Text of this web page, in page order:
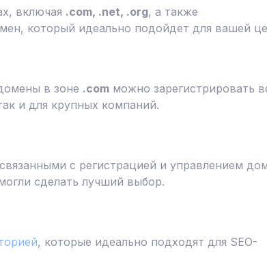
включая .com, .net, .org, а также
который идеально подойдет для вашей
в зоне .com можно зарегистрировать
и для крупных компаний.
с регистрацией и управлением
сделать лучший выбор.
, которые идеально подходят для SEO-